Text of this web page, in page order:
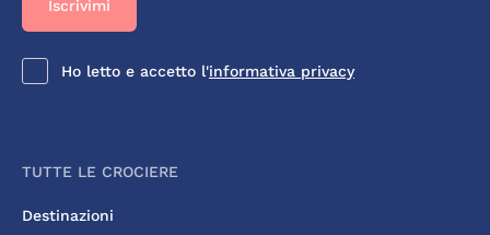
Ho letto e accetto l'informativa privacy
TUTTE LE CROCIERE
Destinazioni